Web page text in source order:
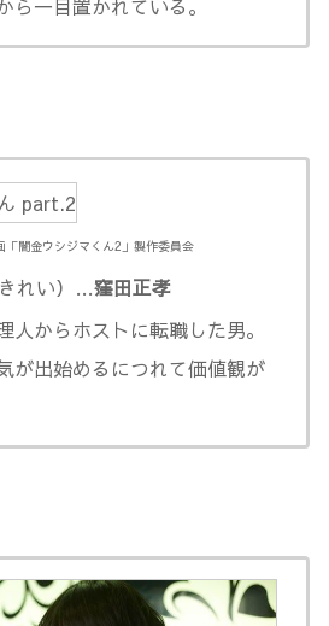
ら一目置かれている。
闇金ウシジマくん2」製作委員会
きれい）…窪田正孝
人からホストに転職した男。
が出始めるにつれて価値観が